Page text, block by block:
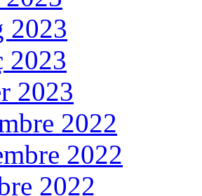
2023
2023
2023
2022
2022
2022